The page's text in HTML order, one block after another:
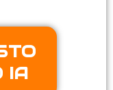
IA